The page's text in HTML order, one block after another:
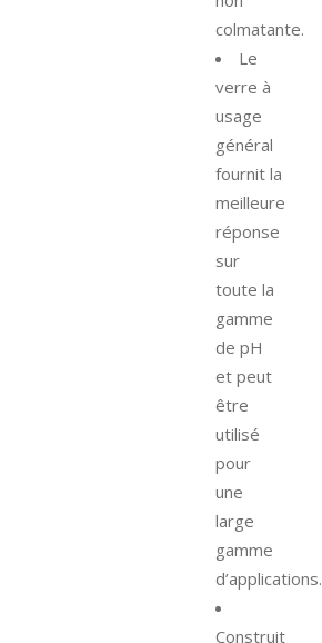
colmatante.
Le
verre à
usage
général
fournit la
meilleure
réponse
sur
toute la
gamme
de pH
et peut
être
utilisé
pour
une
large
gamme
d’applications.
Construit